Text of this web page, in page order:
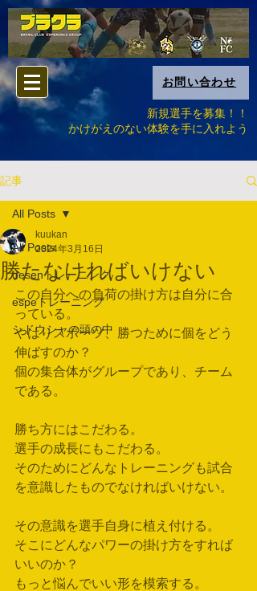
お問い合わせ
新規選手を募集！！
​かけがえのない体験を手に入れよう
記事
All Posts
desenトレーニング
espeトレーニング
シドウシャの頭の中
All Posts
勝たなければいけない
kuukan
2024年3月16日
この自分への負荷の掛け方は自分に合
っている。
やはりスポーツ、勝つために個をどう
伸ばすのか？
個の集合体がグループであり、チーム
である。
勝ち方にはこだわる。
選手の成長にもこだわる。
そのためにどんなトレーニングも試合
を意識したものでなければいけない。
その意識を選手自身に植え付ける。
そこにどんなパワーの掛け方をすれば
いいのか？
もっと悩んでいい形を模索する。